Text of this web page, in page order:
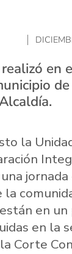
en
la
la
en
en la
Corte